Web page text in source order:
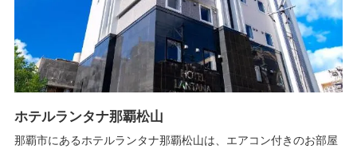
ホテルランタナ那覇松山
那覇市にあるホテルランタナ那覇松山は、エアコン付きのお部屋